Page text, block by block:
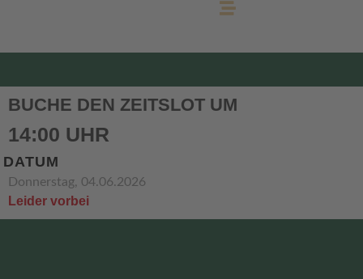
BUCHE DEN ZEITSLOT UM
14:00 UHR
DATUM
Donnerstag, 04.06.2026
Leider vorbei